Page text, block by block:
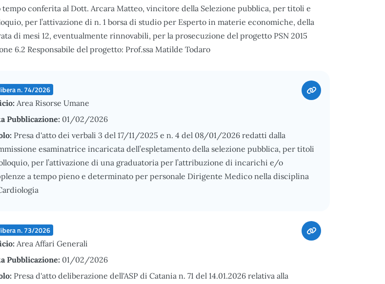
tempo conferita al Dott. Arcara Matteo, vincitore della Selezione pubblica, per titoli e
per l’attivazione di n. 1 borsa di studio per Esperto in materie economiche, della
di mesi 12, eventualmente rinnovabili, per la prosecuzione del progetto PSN 2015
6.2 Responsabile del progetto: Prof.ssa Matilde Todaro
n. 74/2026
Area Risorse Umane
Pubblicazione: 01/02/2026
Presa d'atto dei verbali 3 del 17/11/2025 e n. 4 del 08/01/2026 redatti dalla
esaminatrice incaricata dell’espletamento della selezione pubblica, per titoli
per l’attivazione di una graduatoria per l’attribuzione di incarichi e/o
a tempo pieno e determinato per personale Dirigente Medico nella disciplina
n. 73/2026
Area Affari Generali
Pubblicazione: 01/02/2026
Presa d'atto deliberazione dell'ASP di Catania n. 71 del 14.01.2026 relativa alla